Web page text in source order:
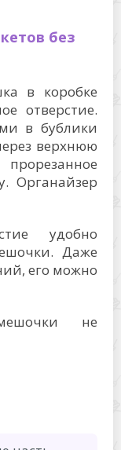
без
в коробке
отверстие.
в бублики
верхнюю
Органайзер
удобно
Даже
его можно
не